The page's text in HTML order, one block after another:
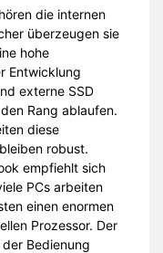
die internen
überzeugen sie
hohe
Entwicklung
externe SSD
Rang ablaufen.
diese
robust.
empfiehlt sich
PCs arbeiten
einen enormen
Prozessor. Der
Bedienung